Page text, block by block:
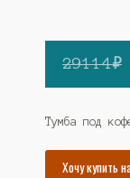
29114₽
Тумба под
Хочу купить